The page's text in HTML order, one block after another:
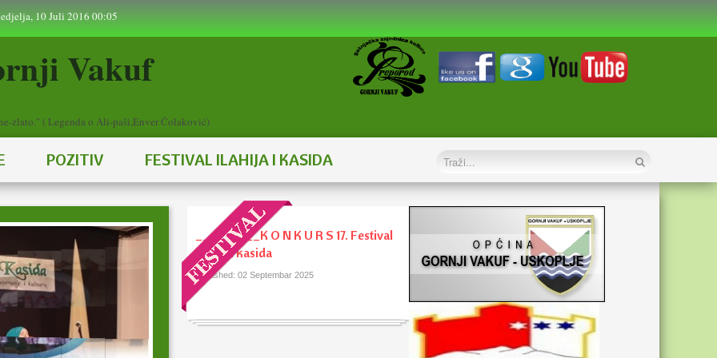
2016 12:12
10 Juli 2016 00:05
Vakuf
zlato." ( Legenda o Ali-paši,Enver Čolaković)
POZITIV FESTIVAL ILAHIJA I KASIDA
_________K O N K U R S 17. Festival
ilahija i kasida
Published: 02 Septembar 2025